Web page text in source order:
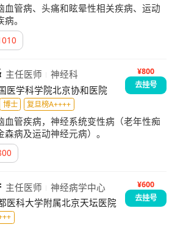
血管病、头痛和眩晕性相关疾病、运动
。
主任医师 神经科
医学科学院北京协和医院
¥800
去挂号
博士 复旦榜A++++
血管疾病，神经系统变性病（老年性痴
森病及运动神经元病）。
主任医师 神经病学中心
医科大学附属北京天坛医院
¥600
去挂号